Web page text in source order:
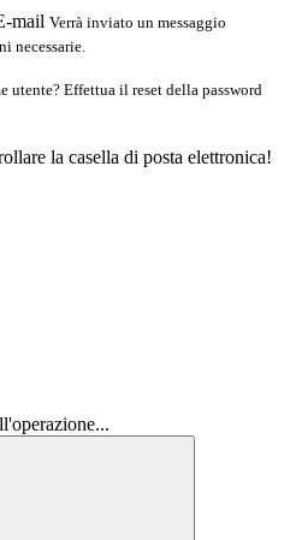
mail Verrà inviato un messaggio
necessarie.
utente? Effettua il reset della password
la casella di posta elettronica!